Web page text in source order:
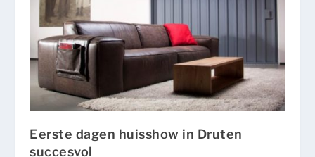
Eerste dagen huisshow in Druten
succesvol